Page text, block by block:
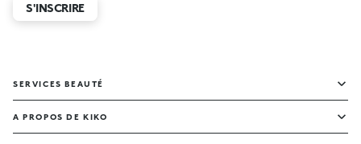
S'INSCRIRE
SERVICES BEAUTÉ
A PROPOS DE KIKO